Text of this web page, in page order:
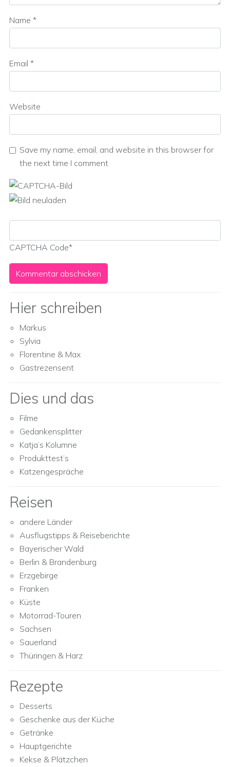
Name *
Email *
Website
Save my name, email, and website in this browser for
the next time I comment
CAPTCHA Code*
Hier schreiben
Markus
Sylvia
Florentine & Max
Gastrezensent
Dies und das
Filme
Gedankensplitter
Katja’s Kolumne
Produkttest’s
Katzengespräche
Reisen
andere Länder
Ausflugstipps & Reiseberichte
Bayerischer Wald
Berlin & Brandenburg
Erzgebirge
Franken
Küste
Motorrad-Touren
Sachsen
Sauerland
Thüringen & Harz
Rezepte
Desserts
Geschenke aus der Küche
Getränke
Hauptgerichte
Kekse & Plätzchen